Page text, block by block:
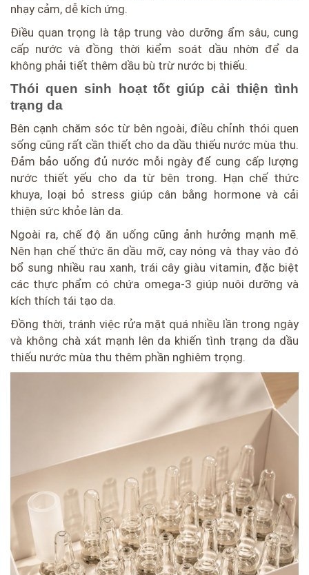
nhạy cảm, dễ kích ứng.
Điều quan trọng là tập trung vào dưỡng ẩm sâu, cung
cấp nước và đồng thời kiểm soát dầu nhờn để da
không phải tiết thêm dầu bù trừ nước bị thiếu.
Thói quen sinh hoạt tốt giúp cải thiện tình
trạng da
Bên cạnh chăm sóc từ bên ngoài, điều chỉnh thói quen
sống cũng rất cần thiết cho da dầu thiếu nước mùa thu.
Đảm bảo uống đủ nước mỗi ngày để cung cấp lượng
nước thiết yếu cho da từ bên trong. Hạn chế thức
khuya, loại bỏ stress giúp cân bằng hormone và cải
thiện sức khỏe làn da.
Ngoài ra, chế độ ăn uống cũng ảnh hưởng mạnh mẽ.
Nên hạn chế thức ăn dầu mỡ, cay nóng và thay vào đó
bổ sung nhiều rau xanh, trái cây giàu vitamin, đặc biệt
các thực phẩm có chứa omega-3 giúp nuôi dưỡng và
kích thích tái tạo da.
Đồng thời, tránh việc rửa mặt quá nhiều lần trong ngày
và không chà xát mạnh lên da khiến tình trạng da dầu
thiếu nước mùa thu thêm phần nghiêm trọng.